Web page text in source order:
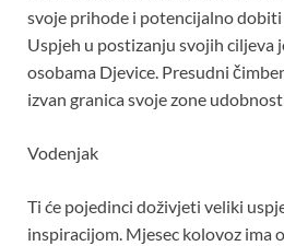
svoje prihode i potencijalno
Uspjeh u postizanju svojih ciljeva
osobama Djevice. Presudni
izvan granica svoje zone
Vodenjak
Ti će pojedinci doživjeti veliki
inspiracijom. Mjesec kolovoz ima